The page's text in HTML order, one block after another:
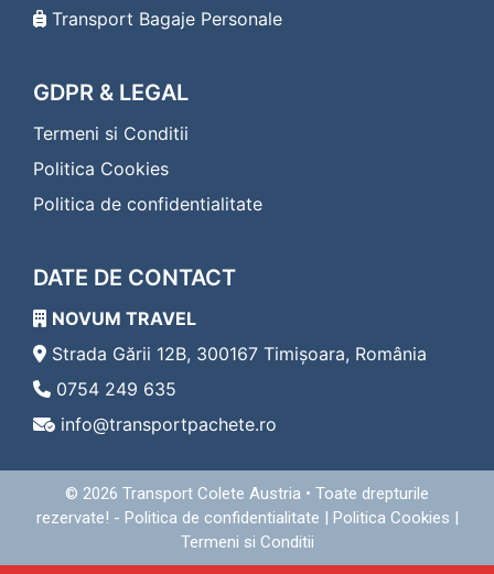
Transport Colete Aninoasa Dürnstein
Transport Colete Aninoasa Ebenfurth
Transport Colete Aninoasa Eferding
Transport Colete Aninoasa Eisenerz
Transport Colete Aninoasa Eisenstadt
Transport Colete Aninoasa Enns
Transport Colete Aninoasa Fehring
Transport Colete Aninoasa Feldkirchen in
Transport Colete Aninoasa Ferlach
Transport Colete Aninoasa Fischamend
Transport Colete Aninoasa Freistadt
Transport Colete Aninoasa Friedberg
Transport Colete Aninoasa Frohnleiten
Transport Colete Aninoasa Fürstenfeld
Transport Colete Aninoasa Gallneukirchen
Transport Colete Aninoasa Gänserndorf
Transport Colete Aninoasa Geras
Transport Bagaje Personale
GDPR & LEGAL
Termeni si Conditii
Politica Cookies
Politica de confidentialitate
DATE DE CONTACT
NOVUM TRAVEL
Strada Gării 12B, 300167 Timișoara, România
0754 249 635
info@transportpachete.ro
© 2026 Transport Colete Austria • Toate drepturile
rezervate! - Politica de confidentialitate | Politica Cookies |
Termeni si Conditii